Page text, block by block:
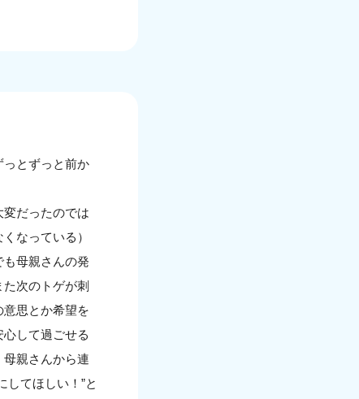
とずっと前か
だったのでは
なっている）
母親さんの発
次のトゲが刺
思とか希望を
して過ごせる
親さんから連
してほしい！”と